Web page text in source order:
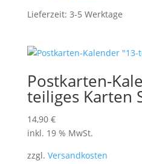
Lieferzeit: 3-5 Werktage
Postkarten-
teiliges Karten
14,90 €
inkl. 19 % MwSt.
zzgl. Versandkosten